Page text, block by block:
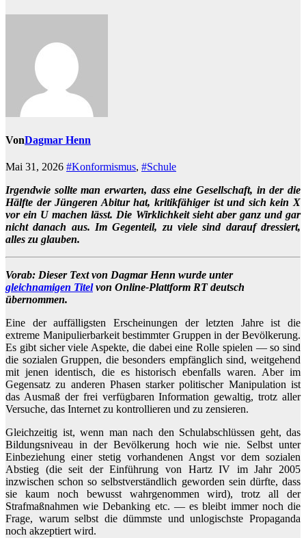
VonDagmar Henn
Mai 31, 2026 #Konformismus, #Schule
Irgendwie sollte man erwarten, dass eine Gesellschaft, in der die
Hälfte der Jüngeren Abitur hat, kritikfähiger ist und sich kein X
vor ein U machen lässt. Die Wirklichkeit sieht aber ganz und gar
nicht danach aus. Im Gegenteil, zu viele sind darauf dressiert,
alles zu glauben.
Vorab: Dieser Text von Dagmar Henn wurde unter
gleichnamigen Titelvon Online-Plattform RT deutsch
übernommen.
Eine der auffälligsten Erscheinungen der letzten Jahre ist die
extreme Manipulierbarkeit bestimmter Gruppen in der Bevölkerung.
Es gibt sicher viele Aspekte, die dabei eine Rolle spielen — so sind
die sozialen Gruppen, die besonders empfänglich sind, weitgehend
mit jenen identisch, die es historisch ebenfalls waren. Aber im
Gegensatz zu anderen Phasen starker politischer Manipulation ist
das Ausmaß der frei verfügbaren Information gewaltig, trotz aller
Versuche, das Internet zu kontrollieren und zu zensieren.
Gleichzeitig ist, wenn man nach den Schulabschlüssen geht, das
Bildungsniveau in der Bevölkerung hoch wie nie. Selbst unter
Einbeziehung einer stetig vorhandenen Angst vor dem sozialen
Abstieg (die seit der Einführung von Hartz IV im Jahr 2005
inzwischen schon so selbstverständlich geworden sein dürfte, dass
sie kaum noch bewusst wahrgenommen wird), trotz all der
Strafmaßnahmen wie Debanking etc. — es bleibt immer noch die
Frage, warum selbst die dümmste und unlogischste Propaganda
noch akzeptiert wird.